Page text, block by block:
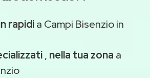
rapidia Campi Bisenzio in
, nella tua zona a